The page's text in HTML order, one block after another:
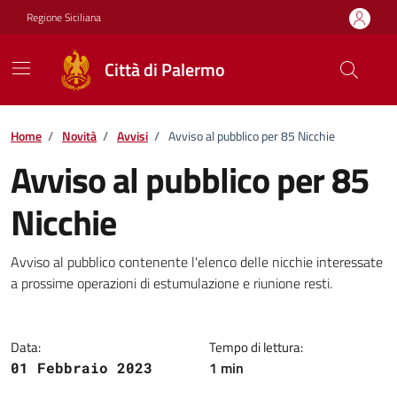
Vai ai contenuti
Vai al footer
Regione Siciliana
Città di Palermo
Home / Novità / Avvisi / Avviso al pubblico per 85 Nicchie
Avviso al pubblico per 85
Nicchie
Dettagli della notizia
Avviso al pubblico contenente l'elenco delle nicchie interessate
a prossime operazioni di estumulazione e riunione resti.
Data:
01 Febbraio 2023
Tempo di lettura:
1 min